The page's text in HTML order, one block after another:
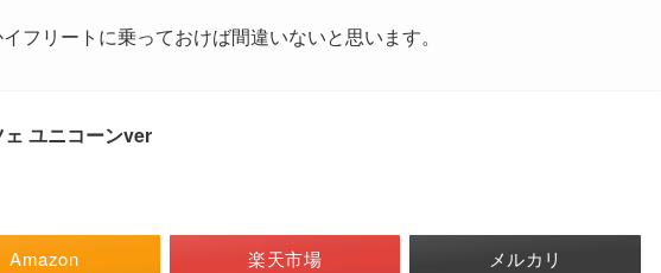
フリートに乗っておけば間違いないと思います。
ェ ユニコーンver
Amazon 楽天市場 メルカリ